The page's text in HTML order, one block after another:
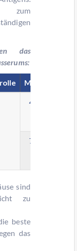
zum
das
Maus 3
42%
76%
sind
zu
beste
das